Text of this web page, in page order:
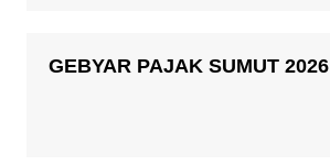
GEBYAR PAJAK SUMUT 2026